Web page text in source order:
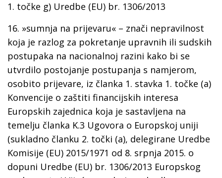
1. točke g) Uredbe (EU) br. 1306/2013
16. »sumnja na prijevaru« – znači nepravilnost
koja je razlog za pokretanje upravnih ili sudskih
postupaka na nacionalnoj razini kako bi se
utvrdilo postojanje postupanja s namjerom,
osobito prijevare, iz članka 1. stavka 1. točke (a)
Konvencije o zaštiti financijskih interesa
Europskih zajednica koja je sastavljena na
temelju članka K.3 Ugovora o Europskoj uniji
(sukladno članku 2. točki (a), delegirane Uredbe
Komisije (EU) 2015/1971 od 8. srpnja 2015. o
dopuni Uredbe (EU) br. 1306/2013 Europskog